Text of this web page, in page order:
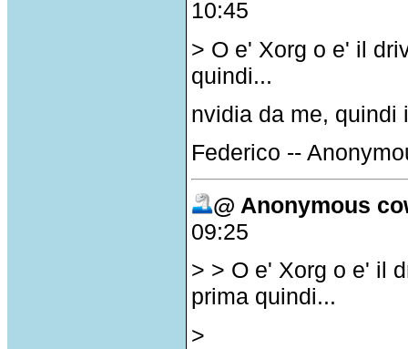
10:45
> O e' Xorg o e' il
quindi...
nvidia da me, quindi
Federico --
@ Anonymous
09:25
> > O e' Xorg o e' il
prima quindi...
>